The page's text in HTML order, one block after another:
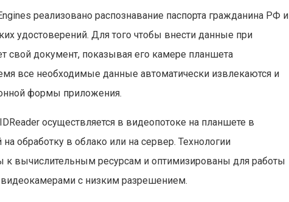
реализовано распознавание паспорта гражданина РФ и
удостоверений. Для того чтобы внести данные при
свой документ, показывая его камере планшета
все необходимые данные автоматически извлекаются и
формы приложения.
осуществляется в видеопотоке на планшете в
обработку в облако или на сервер. Технологии
к вычислительным ресурсам и оптимизированы для работы
с низким разрешением.